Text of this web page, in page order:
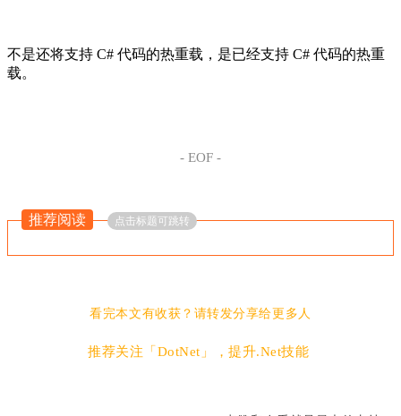
不是还将支持 C# 代码的热重载，是已经支持 C# 代码的热重
载。
- EOF -
推荐阅读 点击标题可跳转
看完本文有收获？请转发分享给更多人
推荐关注「DotNet」，提升.Net技能